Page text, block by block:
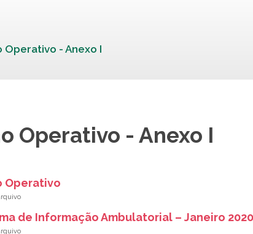
Operativo - Anexo I
Operativo - Anexo I
Operativo
de Informação Ambulatorial – Janeiro 2020